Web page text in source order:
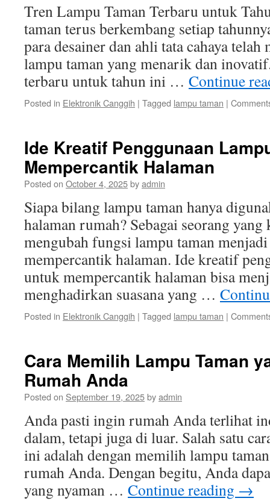
Tren Lampu Taman Terbaru untuk
taman terus berkembang setiap
para desainer dan ahli tata cahaya
lampu taman yang menarik dan
terbaru untuk tahun ini … Continue
Posted in Elektronik Canggih | Tagged lampu taman |
Ide Kreatif Penggunaan
Mempercantik Halaman
Posted on October 4, 2025byadmin
Siapa bilang lampu taman hanya
halaman rumah? Sebagai seorang
mengubah fungsi lampu taman
mempercantik halaman. Ide kreatif
untuk mempercantik halaman bisa
menghadirkan suasana yang …
Posted in Elektronik Canggih | Tagged lampu taman |
Cara Memilih Lampu Taman
Rumah Anda
Posted on September 19, 2025byadmin
Anda pasti ingin rumah Anda terlihat
dalam, tetapi juga di luar. Salah satu
ini adalah dengan memilih lampu
rumah Anda. Dengan begitu, Anda
yang nyaman … Continue reading →